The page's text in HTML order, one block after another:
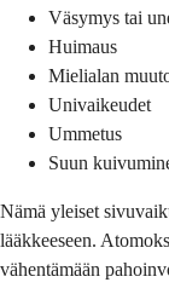
Väsymys tai
Huimaus
Mielialan
Univaikeudet
Ummetus
Suun
Nämä yleiset
lääkkeeseen.
vähentämään